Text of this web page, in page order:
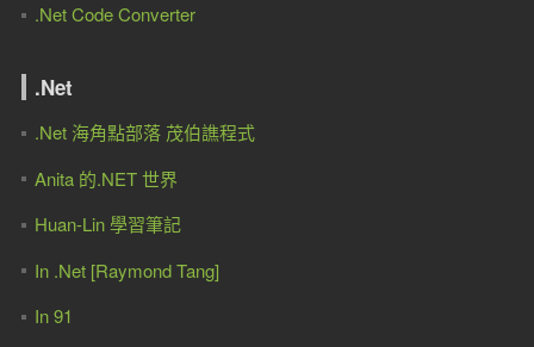
.Net Code Converter
.Net
.Net 海角點部落 茂伯譙程式
Anita 的.NET 世界
Huan-Lin 學習筆記
In .Net [Raymond Tang]
In 91